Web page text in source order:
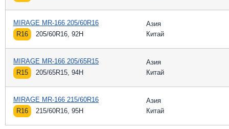
MIRAGE MR-166 205/60R16
R16
205/60R16, 92H
Азия
Китай
MIRAGE MR-166 205/65R15
R15
205/65R15, 94H
Азия
Китай
MIRAGE MR-166 215/60R16
R16
215/60R16, 95H
Азия
Китай